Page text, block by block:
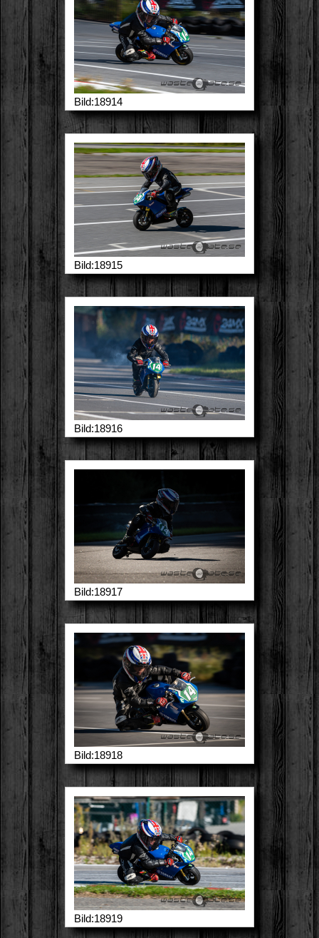
Bild:18914
Bild:18915
Bild:18916
Bild:18917
Bild:18918
Bild:18919